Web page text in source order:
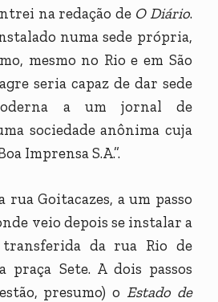
na redação de O Diário.
numa sede própria,
mesmo no Rio e em São
seria capaz de dar sede
a um jornal de
sociedade anônima cuja
Imprensa S.A.”.
rua Goitacazes, a um passo
veio depois se instalar a
da rua Rio de
praça Sete. A dois passos
presumo) o Estado de